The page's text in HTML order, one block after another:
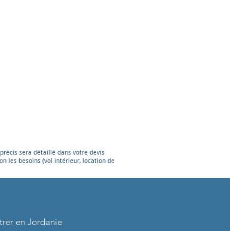
sera détaillé dans votre devis
les besoins (vol intérieur, location de
en Jordanie